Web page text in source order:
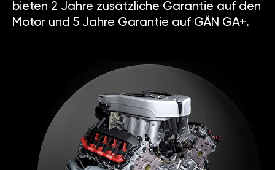
bieten 2 Jahre zusätzliche Garantie auf den
Motor und 5 Jahre Garantie auf GÄN GA+.